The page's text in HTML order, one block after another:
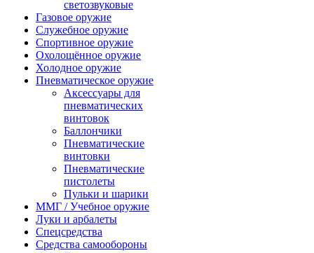
светозвуковые
Газовое оружие
Служебное оружие
Спортивное оружие
Охолощённое оружие
Холодное оружие
Пневматическое оружие
Аксессуары для
пневматических
винтовок
Баллончики
Пневматические
винтовки
Пневматические
пистолеты
Пульки и шарики
ММГ / Учебное оружие
Луки и арбалеты
Спецсредства
Средства самообороны